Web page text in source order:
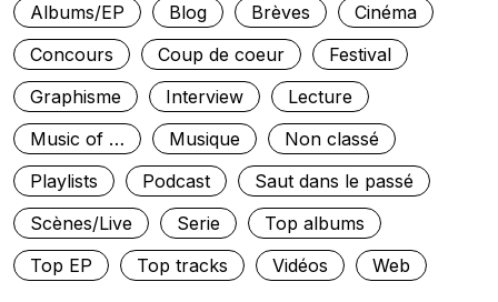
Albums/EP
Blog Brèves
Cinéma
Concours
Coup de coeur
Festival
Graphisme
Interview
Lecture
Music of …
Musique
Non classé
Playlists
Podcast
Saut dans le passé
Scènes/Live
Serie
Top albums
Top EP
Top tracks Vidéos Web